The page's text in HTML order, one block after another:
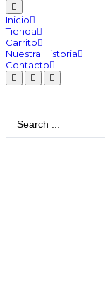
Inicio
Tienda
Carrito
Nuestra Historia
Contacto